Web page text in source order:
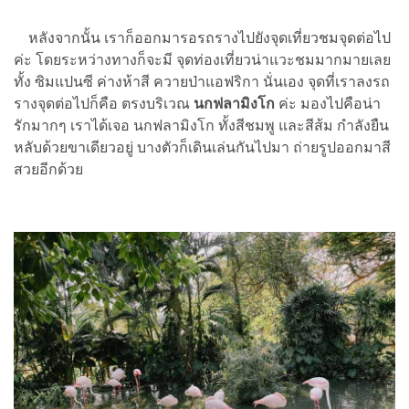
หลังจากนั้น เราก็ออกมารอรถรางไปยังจุดเที่ยวชมจุดต่อไป
ค่ะ โดยระหว่างทางก็จะมี จุดท่องเที่ยวน่าแวะชมมากมายเลย
ทั้ง ซิมแปนซี ค่างห้าสี ควายป่าแอฟริกา นั่นเอง จุดที่เราลงรถ
รางจุดต่อไปก็คือ ตรงบริเวณ นกฟลามิงโก ค่ะ มองไปคือน่า
รักมากๆ เราได้เจอ นกฟลามิงโก ทั้งสีชมพู และสีส้ม กำลังยืน
หลับด้วยขาเดียวอยู่ บางตัวก็เดินเล่นกันไปมา ถ่ายรูปออกมาสี
สวยอีกด้วย